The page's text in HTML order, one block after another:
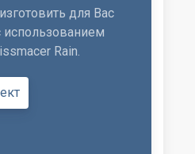
для Вас
использованием
Rain.